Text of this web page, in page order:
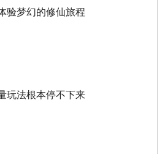
验梦幻的修仙旅程
玩法根本停不下来